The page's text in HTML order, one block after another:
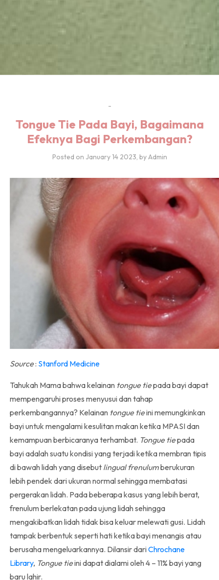
-
Tongue Tie Pada Bayi, Bagaimana
Efeknya Bagi Perkembangan?
Posted on January 14 2023, by Admin
Source: Stanford Medicine
Tahukah Mama bahwa kelainan tongue tiepada bayi dapat
mempengaruhi proses menyusui dan tahap
perkembangannya? Kelainan tongue tieini memungkinkan
bayi untuk mengalami kesulitan makan ketika MPASI dan
kemampuan berbicaranya terhambat. Tongue tiepada
bayi adalah suatu kondisi yang terjadi ketika membran tipis
di bawah lidah yang disebut lingual frenulumberukuran
lebih pendek dari ukuran normal sehingga membatasi
pergerakan lidah. Pada beberapa kasus yang lebih berat,
frenulum berlekatan pada ujung lidah sehingga
mengakibatkan lidah tidak bisa keluar melewati gusi. Lidah
tampak berbentuk seperti hati ketika bayi menangis atau
berusaha mengeluarkannya. Dilansir dariChrochane
Library, Tongue tieini dapat dialami oleh 4 – 11% bayi yang
baru lahir.